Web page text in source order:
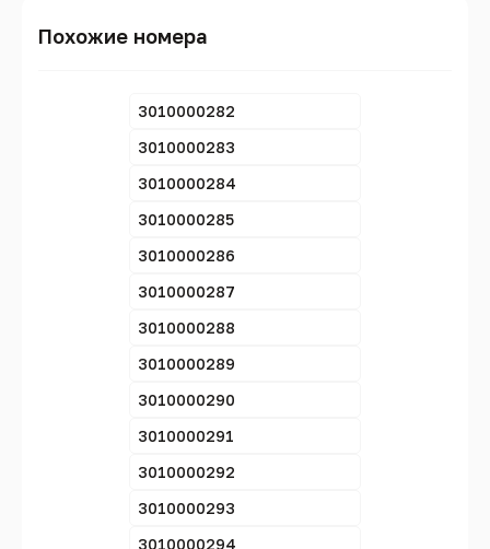
Похожие номера
3010000282
3010000283
3010000284
3010000285
3010000286
3010000287
3010000288
3010000289
3010000290
3010000291
3010000292
3010000293
3010000294